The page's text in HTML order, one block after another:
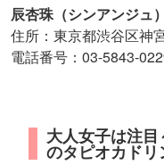
辰杏珠（シンアンジュ）
住所：東京都渋谷区神
電話番号：03-5843-
大人女子は注
のタピオカド